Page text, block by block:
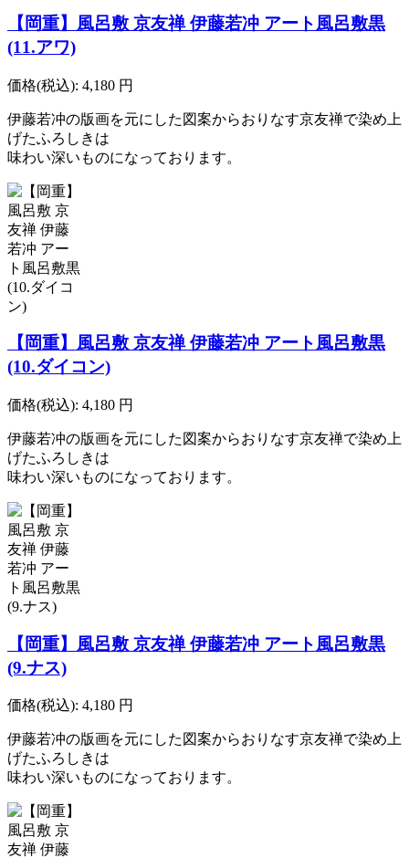
【岡重】風呂敷 京友禅 伊藤若冲 アート風呂敷黒
(11.アワ)
価格(税込): 4,180 円
伊藤若冲の版画を元にした図案からおりなす京友禅で染め上
げたふろしきは
味わい深いものになっております。
【岡重】風呂敷 京友禅 伊藤若冲 アート風呂敷黒
(10.ダイコン)
価格(税込): 4,180 円
伊藤若冲の版画を元にした図案からおりなす京友禅で染め上
げたふろしきは
味わい深いものになっております。
【岡重】風呂敷 京友禅 伊藤若冲 アート風呂敷黒
(9.ナス)
価格(税込): 4,180 円
伊藤若冲の版画を元にした図案からおりなす京友禅で染め上
げたふろしきは
味わい深いものになっております。